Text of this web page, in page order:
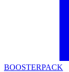
BOOSTERPACK